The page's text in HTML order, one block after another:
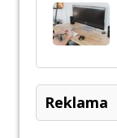
Reklama